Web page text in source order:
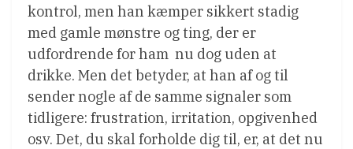
kontrol, men han kæmper sikkert stadig
med gamle mønstre og ting, der er
udfordrende for ham  nu dog uden at
drikke. Men det betyder, at han af og til
sender nogle af de samme signaler som
tidligere: frustration, irritation, opgivenhed
osv. Det, du skal forholde dig til, er, at det nu